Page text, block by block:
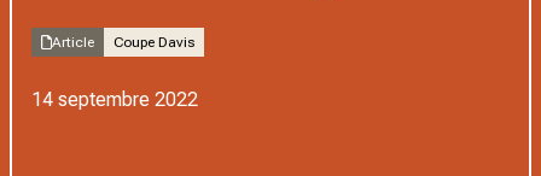
Article Coupe Davis
14 septembre 2022